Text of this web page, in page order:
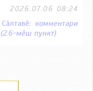
2026.07.06 08:24
комментари
мӗш пункт)